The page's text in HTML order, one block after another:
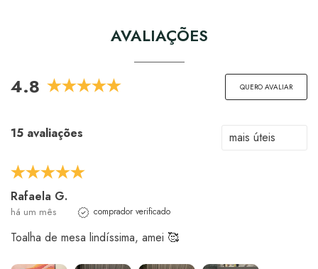
AVALIAÇÕES
4.8 QUERO AVALIAR
15 avaliações
Rafaela G.
há um mês comprador verificado
Toalha de mesa lindíssima, amei 🥰